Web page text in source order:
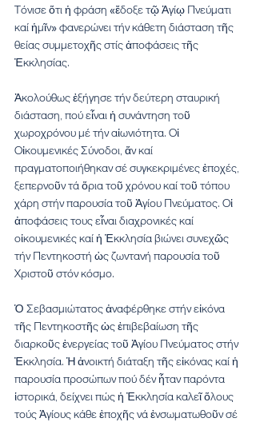
Τόνισε ὅτι ἡ φράση «ἔδοξε τῷ Ἁγίῳ Πνεύματι
καί ἡμῖν» φανερώνει τήν κάθετη διάσταση τῆς
θείας συμμετοχῆς στίς ἀποφάσεις τῆς
Ἐκκλησίας.
Ἀκολούθως ἐξήγησε τήν δεύτερη σταυρική
διάσταση, πού εἶναι ἡ συνάντηση τοῦ
χωροχρόνου μέ τήν αἰωνιότητα. Οἱ
Οἰκουμενικές Σύνοδοι, ἄν καί
πραγματοποιήθηκαν σέ συγκεκριμένες ἐποχές,
ξεπερνοῦν τά ὅρια τοῦ χρόνου καί τοῦ τόπου
χάρη στήν παρουσία τοῦ Ἁγίου Πνεύματος. Οἱ
ἀποφάσεις τους εἶναι διαχρονικές καί
οἰκουμενικές καί ἡ Ἐκκλησία βιώνει συνεχῶς
τήν Πεντηκοστή ὡς ζωντανή παρουσία τοῦ
Χριστοῦ στόν κόσμο.
Ὁ Σεβασμιώτατος ἀναφέρθηκε στήν εἰκόνα
τῆς Πεντηκοστῆς ὡς ἐπιβεβαίωση τῆς
διαρκοῦς ἐνεργείας τοῦ Ἁγίου Πνεύματος στήν
Ἐκκλησία. Ἡ ἀνοικτή διάταξη τῆς εἰκόνας καί ἡ
παρουσία προσώπων πού δέν ἦταν παρόντα
ἱστορικά, δείχνει πώς ἡ Ἐκκλησία καλεῖ ὅλους
τούς Ἁγίους κάθε ἐποχῆς νά ἐνσωματωθοῦν σέ